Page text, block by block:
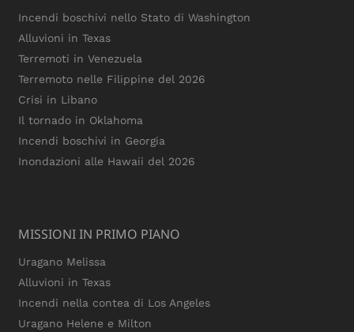
Incendi boschivi nello Stato di Washington
Alluvioni in Texas
Terremoti in Venezuela
Terremoto nelle Filippine del 2026
Crisi in Libano
Il tornado in Oklahoma
Incendi boschivi in Georgia
Inondazioni alle Hawaii del 2026
MISSIONI IN PRIMO PIANO
Uragano Melissa
Alluvioni in Texas
Incendi nella contea di Los Angeles
Uragano Helene e Milton